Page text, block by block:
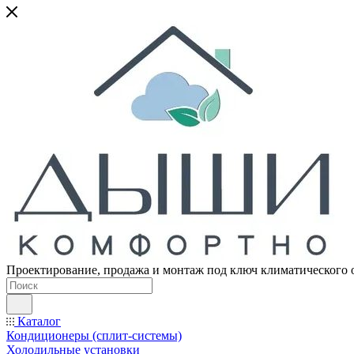
Проектирование, продажа и монтаж под ключ климатического
Каталог
Кондиционеры (сплит-системы)
Холодильные установки